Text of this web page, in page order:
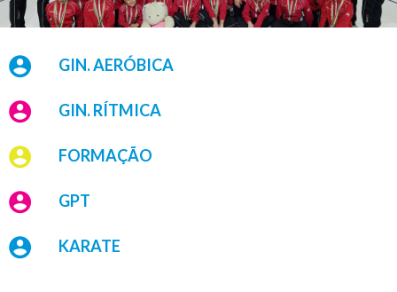
GIN. AERÓBICA
GIN. RÍTMICA
FORMAÇÃO
GPT
KARATE